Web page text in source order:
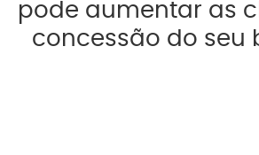
pode aumentar as
concessão do seu